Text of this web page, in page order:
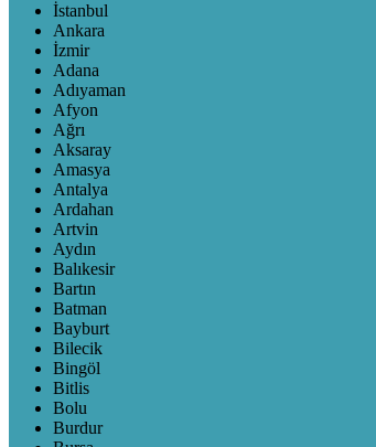
İstanbul
Ankara
İzmir
Adana
Adıyaman
Afyon
Ağrı
Aksaray
Amasya
Antalya
Ardahan
Artvin
Aydın
Balıkesir
Bartın
Batman
Bayburt
Bilecik
Bingöl
Bitlis
Bolu
Burdur